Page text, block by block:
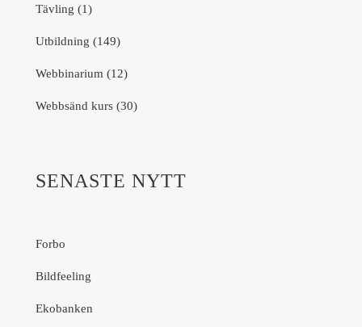
Tävling (1)
Utbildning (149)
Webbinarium (12)
Webbsänd kurs (30)
SENASTE NYTT
Forbo
Bildfeeling
Ekobanken